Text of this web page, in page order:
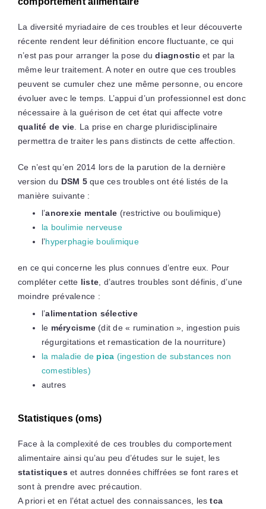
La diversité myriadaire de ces troubles et leur découverte
récente rendent leur définition encore fluctuante, ce qui
n’est pas pour arranger la pose dudiagnosticet par la
même leur traitement. A noter en outre que ces troubles
peuvent se cumuler chez une même personne, ou encore
évoluer avec le temps. L’appui d’un professionnel est donc
nécessaire à la guérison de cet état qui affecte votre
qualité de vie . La prise en charge pluridisciplinaire
permettra de traiter les pans distincts de cette affection.
Ce n’est qu’en 2014 lors de la parution de la dernière
version du DSM 5que ces troubles ont été listés de la
manière suivante :
l’anorexie mentale (restrictive ou boulimique)
la boulimie nerveuse
l’hyperphagie boulimique
en ce qui concerne les plus connues d’entre eux. Pour
compléter cette liste , d’autres troubles sont définis, d’une
moindre prévalence :
l’alimentation sélective
le mérycisme(dit de « rumination », ingestion puis
régurgitations et remastication de la nourriture)
la maladie de pica (ingestion de substances non
comestibles)
autres
Statistiques (oms)
Face à la complexité de ces troubles du comportement
alimentaire ainsi qu’au peu d’études sur le sujet, les
statistiques et autres données chiffrées se font rares et
sont à prendre avec précaution.
A priori et en l’état actuel des connaissances, les tca